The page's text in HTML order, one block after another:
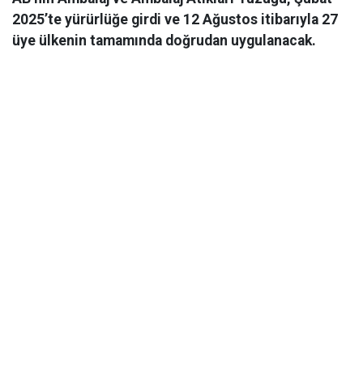
2025’te yürürlüğe girdi ve 12 Ağustos itibarıyla 27
üye ülkenin tamamında doğrudan uygulanacak.